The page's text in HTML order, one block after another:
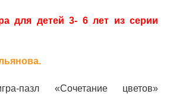
для детей 3- 6 лет из серии
пазл «Сочетание цветов»